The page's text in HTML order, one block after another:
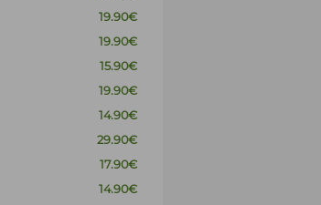
19.90€
19.90€
15.90€
19.90€
14.90€
29.90€
17.90€
14.90€